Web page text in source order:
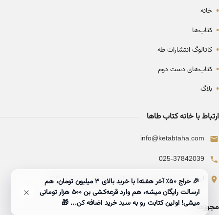
• خانه
• کتاب‌ها
• کاتالوگ انتشارات طه
• کتاب‌های دست دوم
• بلاگ
ارتباط با خانه کتاب طاها
info@ketabtaha.com
025-37842039
ایران، قم، بلوار معلم، مجتمع ناشران، طبقه سوم، واحد ۳۱۴
مجوزها
🎉 حراج ۵۰٪ آخر هفته! با خرید بالای 3 میلیون تومان، هم
ارسالت رایگان میشه، هم وارد قرعه‌کشی بن ۵۰۰ هزار تومانی
میشی! اولین کتابت رو به سبد خرید اضافه کن... 🎁